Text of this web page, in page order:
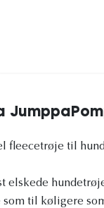
fleecetrøje til
elskede
til køligere